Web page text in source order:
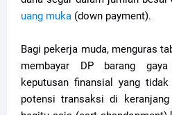
uang muka (down payment).
Bagi pekerja muda, menguras
membayar DP barang
keputusan finansial yang
potensi transaksi di